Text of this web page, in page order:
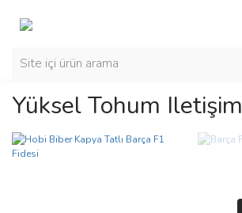
Yüksel Tohum Iletişim